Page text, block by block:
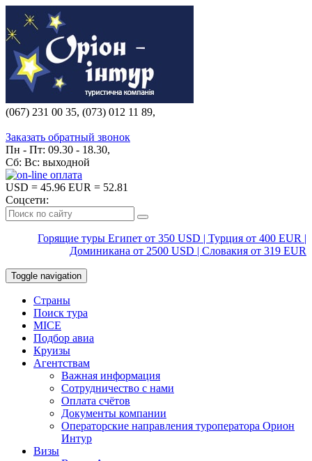
(067) 231 00 35, (073) 012 11 89,
Заказать обратный звонок
Пн - Пт: 09.30 - 18.30,
Сб: Вс: выходной
USD = 45.96 EUR = 52.81
Соцсети:
Горящие туры Египет от 350 USD | Турция от 400 EUR |
Доминикана от 2500 USD | Словакия от 319 EUR
Toggle navigation
Страны
Поиск тура
MICE
Подбор авиа
Круизы
Агентствам
Важная информация
Сотрудничество с нами
Оплата счётов
Документы компании
Операторские направления туроператора Орион
Интур
Визы